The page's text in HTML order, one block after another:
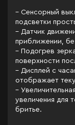
– Сенсорный
подсветки
– Датчик
приближении,
– Подогрев
поверхности
– Дисплей с
отображает
–
увеличения для
бритье.